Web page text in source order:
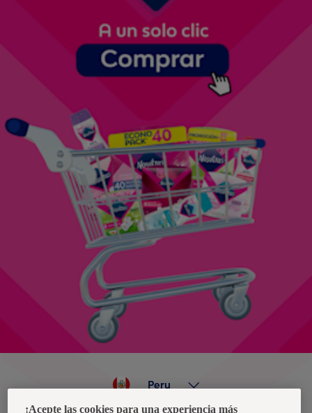
Peru
¡Acepte las cookies para una experiencia más